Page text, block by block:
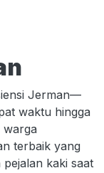
Jerman—
waktu hingga
warga
terbaik yang
kaki saat